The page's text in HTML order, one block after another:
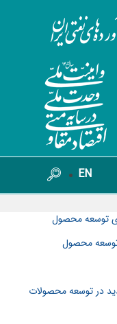
EN
توسعه محصول
توسعه محصول
در توسعه محصولات